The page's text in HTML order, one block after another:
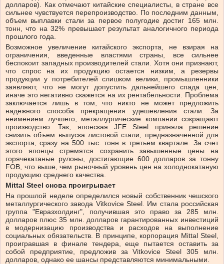
долларов). Как отмечают китайские специалисты, в стране все
сильнее чувствуется перепроизводство. По последним данным,
объем выплавки стали за первое полугодие достиг 165 млн.
тонн, что на 32% превышает результат аналогичного периода
прошлого года.
Возможное увеличение китайского экспорта, не взирая на
ограничения, введенные властями страны, все сильнее
беспокоит западных производителей стали. Хотя они признают,
что спрос на их продукцию остается низким, а резервы
продукции у потребителей слишком велики, промышленники
заявляют, что не могут допустить дальнейшего спада цен,
иначе это негативно скажется на их рентабельности. Проблема
заключается лишь в том, что никто не может предложить
надежного способа прекращения удешевления стали. За
неимением лучшего, металлургические компании сокращают
производство. Так, японская JFE Steel приняла решение
снизить объем выпуска листовой стали, предназначенной для
экспорта, сразу на 500 тыс. тонн в третьем квартале. За счет
этого японцы стремятся сохранить завышенные цены на
горячекатаные рулоны, достигающие 600 долларов за тонну
FOB, что выше, чем рыночный уровень цен на холоднокатаную
продукцию среднего качества.
Mittal Steel снова проигрывает
На прошлой неделе определился новый собственник чешского
металлургического завода Vitkovice Steel. Им стала российская
группа "Евразхолдинг", получившая это право за 285 млн.
долларов плюс 35 млн. долларов гарантированных инвестиций
в модернизацию производства и расходов на выполнение
социальных обязательств. В принципе, корпорация Mittal Steel,
проигравшая в финале тендера, еще пытается оставить за
собой предприятие, предложив за Vitkovice Steel 305 млн.
долларов, однако ее шансы представляются минимальными.